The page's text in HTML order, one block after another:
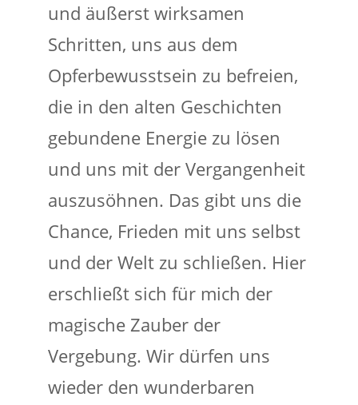
und äußerst wirksamen
Schritten, uns aus dem
Opferbewusstsein zu befreien,
die in den alten Geschichten
gebundene Energie zu lösen
und uns mit der Vergangenheit
auszusöhnen. Das gibt uns die
Chance, Frieden mit uns selbst
und der Welt zu schließen. Hier
erschließt sich für mich der
magische Zauber der
Vergebung. Wir dürfen uns
wieder den wunderbaren